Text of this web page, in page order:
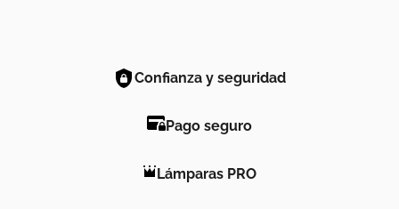
Confianza y seguridad
Pago seguro
Lámparas PRO